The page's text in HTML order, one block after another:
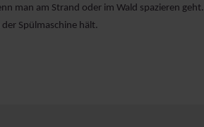
man am Strand oder im Wald spazieren geht.
Spülmaschine hält.